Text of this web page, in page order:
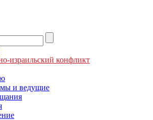
израильский конфликт
и ведущие